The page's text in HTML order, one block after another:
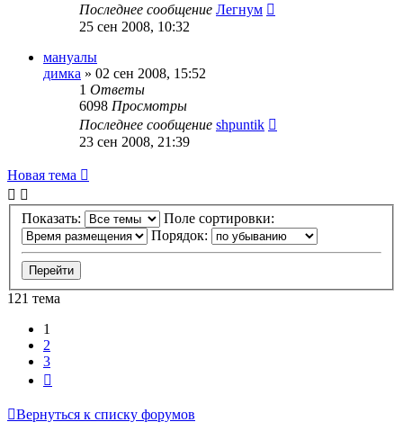
Последнее сообщение Легнум
25 сен 2008, 10:32
мануалы
димка » 02 сен 2008, 15:52
1 Ответы
6098 Просмотры
Последнее сообщение shpuntik
23 сен 2008, 21:39
Новая тема
Показать:
Поле сортировки:
Порядок:
121 тема
1
2
3
Вернуться к списку форумов